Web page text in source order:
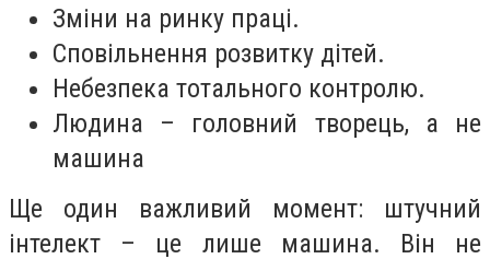
Зміни на ринку праці.
Сповільнення розвитку дітей.
Небезпека тотального контролю.
Людина – головний творець, а не
машина
Ще один важливий момент: штучний
інтелект – це лише машина. Він не